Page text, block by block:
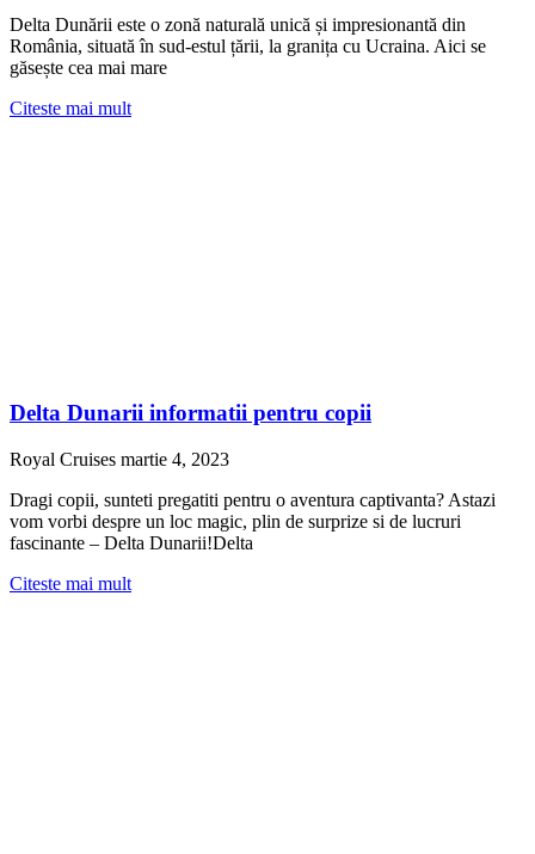
Delta Dunării este o zonă naturală unică și impresionantă din
România, situată în sud-estul țării, la granița cu Ucraina. Aici se
găsește cea mai mare
Citeste mai mult
Delta Dunarii informatii pentru copii
Royal Cruises martie 4, 2023
Dragi copii, sunteti pregatiti pentru o aventura captivanta? Astazi
vom vorbi despre un loc magic, plin de surprize si de lucruri
fascinante – Delta Dunarii!Delta
Citeste mai mult